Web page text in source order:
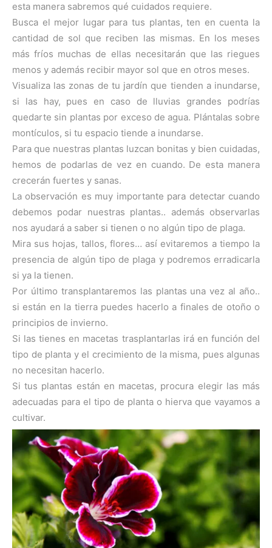
esta manera sabremos qué cuidados requiere.
Busca el mejor lugar para tus plantas, ten en cuenta la
cantidad de sol que reciben las mismas. En los meses
más fríos muchas de ellas necesitarán que las riegues
menos y además recibir mayor sol que en otros meses.
Visualiza las zonas de tu jardín que tienden a inundarse,
si las hay, pues en caso de lluvias grandes podrías
quedarte sin plantas por exceso de agua. Plántalas sobre
montículos, si tu espacio tiende a inundarse.
Para que nuestras plantas luzcan bonitas y bien cuidadas,
hemos de podarlas de vez en cuando. De esta manera
crecerán fuertes y sanas.
La observación es muy importante para detectar cuando
debemos podar nuestras plantas.. además observarlas
nos ayudará a saber si tienen o no algún tipo de plaga.
Mira sus hojas, tallos, flores… así evitaremos a tiempo la
presencia de algún tipo de plaga y podremos erradicarla
si ya la tienen.
Por último transplantaremos las plantas una vez al año..
si están en la tierra puedes hacerlo a finales de otoño o
principios de invierno.
Si las tienes en macetas trasplantarlas irá en función del
tipo de planta y el crecimiento de la misma, pues algunas
no necesitan hacerlo.
Si tus plantas están en macetas, procura elegir las más
adecuadas para el tipo de planta o hierva que vayamos a
cultivar.